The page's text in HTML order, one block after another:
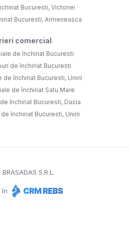
Bucuresti, Victoriei
Bucuresti, Armeneasca
comercial
de închiriat Bucuresti
de închiriat Bucuresti
de închiriat Bucuresti, Unirii
de închiriat Satu Mare
închiriat Bucuresti, Dacia
închiriat Bucuresti, Unirii
BRASADAS S.R.L.
în